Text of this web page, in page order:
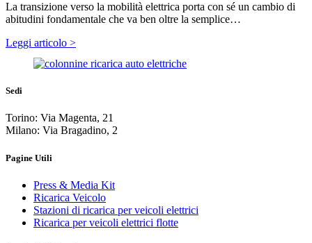
La transizione verso la mobilità elettrica porta con sé un cambio di
abitudini fondamentale che va ben oltre la semplice…
Leggi articolo >
Sedi
Torino: Via Magenta, 21
Milano: Via Bragadino, 2
Pagine Utili
Press & Media Kit
Ricarica Veicolo
Stazioni di ricarica per veicoli elettrici
Ricarica per veicoli elettrici flotte